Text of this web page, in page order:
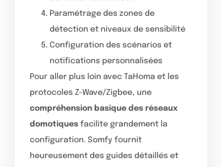
Paramétrage des zones de
détection et niveaux de sensibilité
Configuration des scénarios et
notifications personnalisées
Pour aller plus loin avec TaHoma et les
protocoles Z-Wave/Zigbee, une
compréhension basique des réseaux
domotiques facilite grandement la
configuration. Somfy fournit
heureusement des guides détaillés et